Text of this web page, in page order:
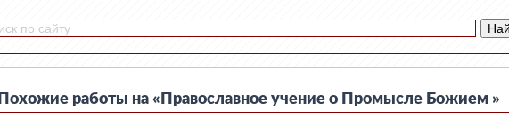
Похожие работы на «Православное учение о Промысле Божием »